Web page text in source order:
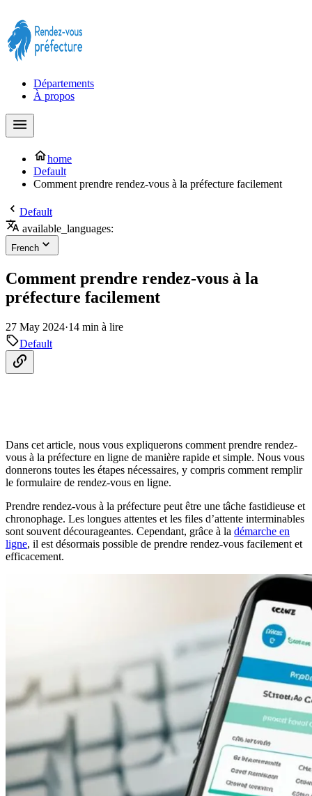
Départements
À propos
home
Default
Comment prendre rendez-vous à la préfecture facilement
Default
available_languages:
French
Comment prendre rendez-vous à la
préfecture facilement
27 May 2024·14 min à lire
Default
Dans cet article, nous vous expliquerons comment prendre rendez-
vous à la préfecture en ligne de manière rapide et simple. Nous vous
donnerons toutes les étapes nécessaires, y compris comment remplir
le formulaire de rendez-vous en ligne.
Prendre rendez-vous à la préfecture peut être une tâche fastidieuse et
chronophage. Les longues attentes et les files d’attente interminables
sont souvent décourageantes. Cependant, grâce à la démarche en
ligne, il est désormais possible de prendre rendez-vous facilement et
efficacement.